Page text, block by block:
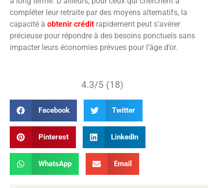
compléter leur retraite par des moyens alternatifs, la
capacité à obtenir crédit rapidement peut s’avérer
précieuse pour répondre à des besoins ponctuels sans
impacter leurs économies prévues pour l’âge d’or.
4.3/5 (18)
Facebook Twitter
Pinterest LinkedIn
WhatsApp Email